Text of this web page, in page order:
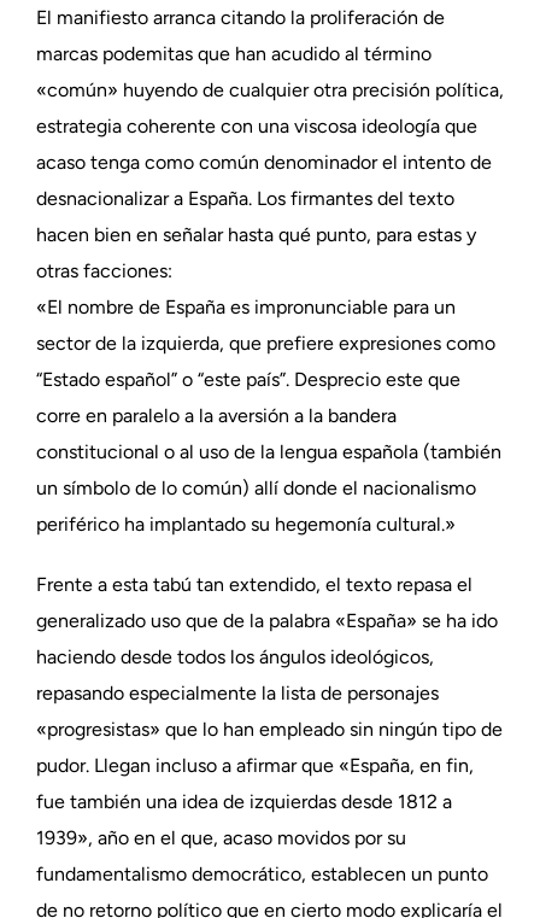
El manifiesto arranca citando la proliferación de
marcas podemitas que han acudido al término
«común» huyendo de cualquier otra precisión política,
estrategia coherente con una viscosa ideología que
acaso tenga como común denominador el intento de
desnacionalizar a España. Los firmantes del texto
hacen bien en señalar hasta qué punto, para estas y
otras facciones:
«El nombre de España es impronunciable para un
sector de la izquierda, que prefiere expresiones como
“Estado español” o “este país”. Desprecio este que
corre en paralelo a la aversión a la bandera
constitucional o al uso de la lengua española (también
un símbolo de lo común) allí donde el nacionalismo
periférico ha implantado su hegemonía cultural.»
Frente a esta tabú tan extendido, el texto repasa el
generalizado uso que de la palabra «España» se ha ido
haciendo desde todos los ángulos ideológicos,
repasando especialmente la lista de personajes
«progresistas» que lo han empleado sin ningún tipo de
pudor. Llegan incluso a afirmar que «España, en fin,
fue también una idea de izquierdas desde 1812 a
1939», año en el que, acaso movidos por su
fundamentalismo democrático, establecen un punto
de no retorno político que en cierto modo explicaría el